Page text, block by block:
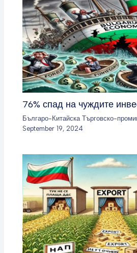
76% спад на чуждите
Българо-Китайска Търговско-
September 19, 2024